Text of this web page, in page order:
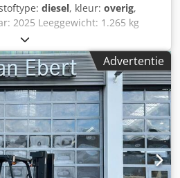
diesel, kleur: overig,
2025 Leeggewicht: 1.265 kg
Ahgek Sturing: vast CE-
zeer goed Technische staat:
zeer goed Nieuwe
compacte wiellader, 244 cm
LR410
Advertentie